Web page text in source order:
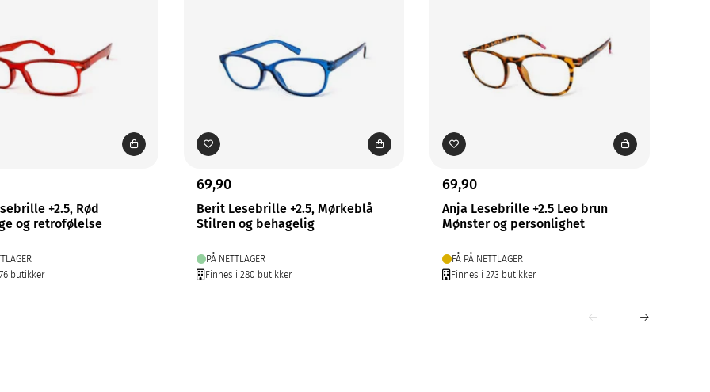
+2.5, Rød
og retrofølelse
butikker
69,90
Berit Lesebrille +2.5, Mørkeblå
Stilren og behagelig
PÅ NETTLAGER
Finnes i 280 butikker
69,90
Anja Lesebrille +2.5 Leo brun
Mønster og personlighet
FÅ PÅ NETTLAGER
Finnes i 273 butikker